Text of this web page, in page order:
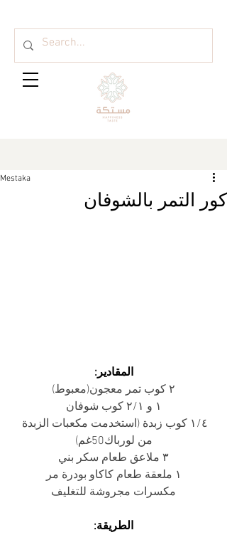
كور التمر بالشوفان
Mestaka
المقادير:
٢ كوب تمر معجون(معبوط)
١ و ٢/١ كوب شوفان
١/٤ كوب زبدة (استخدمت مكعبات الزبدة
من لورباك50غم)
٣ ملاعق طعام سكر بني
١ ملعقة طعام كاكاو بودرة مر
مكسرات مجروشة للتغليف
الطريقة: